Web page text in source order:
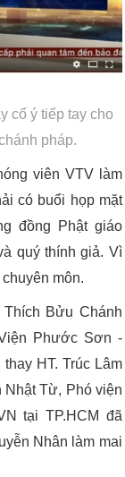
cố ý tiếp tay cho
pháp.
viên VTV làm
có buổi họp mặt
đồng Phật giáo
quý thính giả. Vì
môn.
Bửu Chánh
Phước Sơn -
HT. Trúc Lâm
Nhật Từ, Phó viện
tại TP.HCM đã
Nhân làm mai